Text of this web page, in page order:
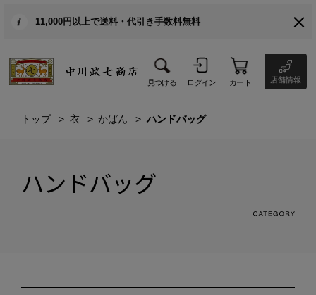
11,000円以上で送料・代引き手数料無料
見つける ログイン カート 店舗情報
トップ 衣 かばん ハンドバッグ
ハンドバッグ